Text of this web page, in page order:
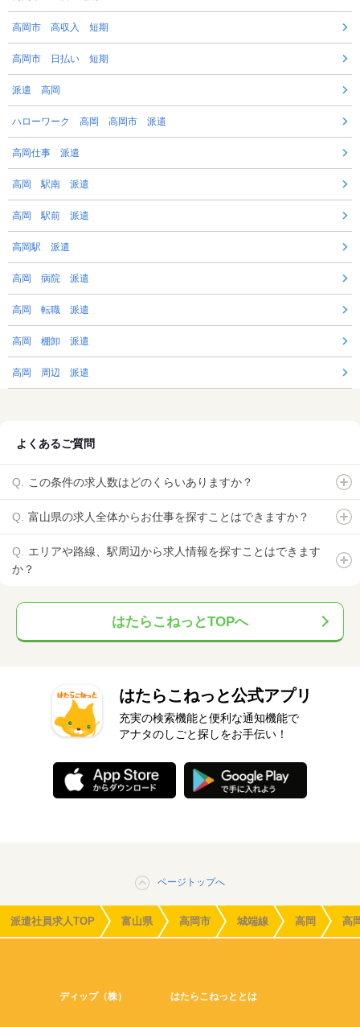
高岡市 高収入 短期
高岡市 日払い 短期
派遣 高岡
ハローワーク 高岡 高岡市 派遣
高岡仕事 派遣
高岡 駅南 派遣
高岡 駅前 派遣
高岡駅 派遣
高岡 病院 派遣
高岡 転職 派遣
高岡 棚卸 派遣
高岡 周辺 派遣
よくあるご質問
この条件の求人数はどのくらいありますか？
富山県の求人全体からお仕事を探すことはできますか？
エリアや路線、駅周辺から求人情報を探すことはできます
か？
はたらこねっとTOPへ
はたらこねっと公式アプリ
充実の検索機能と便利な通知機能で
アナタのしごと探しをお手伝い！
ページトップへ
派遣社員求人TOP 富山県 高岡市 城端線 高岡 高
ディップ（株） はたらこねっととは